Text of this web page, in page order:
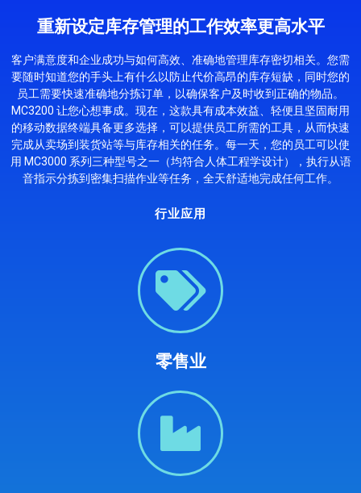
重新设定库存管理的工作效率更高水平
客户满意度和企业成功与如何高效、准确地管理库存密切相关。您需
要随时知道您的手头上有什么以防止代价高昂的库存短缺，同时您的
员工需要快速准确地分拣订单，以确保客户及时收到正确的物品。
MC3200 让您心想事成。现在，这款具有成本效益、轻便且坚固耐用
的移动数据终端具备更多选择，可以提供员工所需的工具，从而快速
完成从卖场到装货站等与库存相关的任务。每一天，您的员工可以使
用 MC3000 系列三种型号之一（均符合人体工程学设计），执行从语
音指示分拣到密集扫描作业等任务，全天舒适地完成任何工作。
行业应用
零售业